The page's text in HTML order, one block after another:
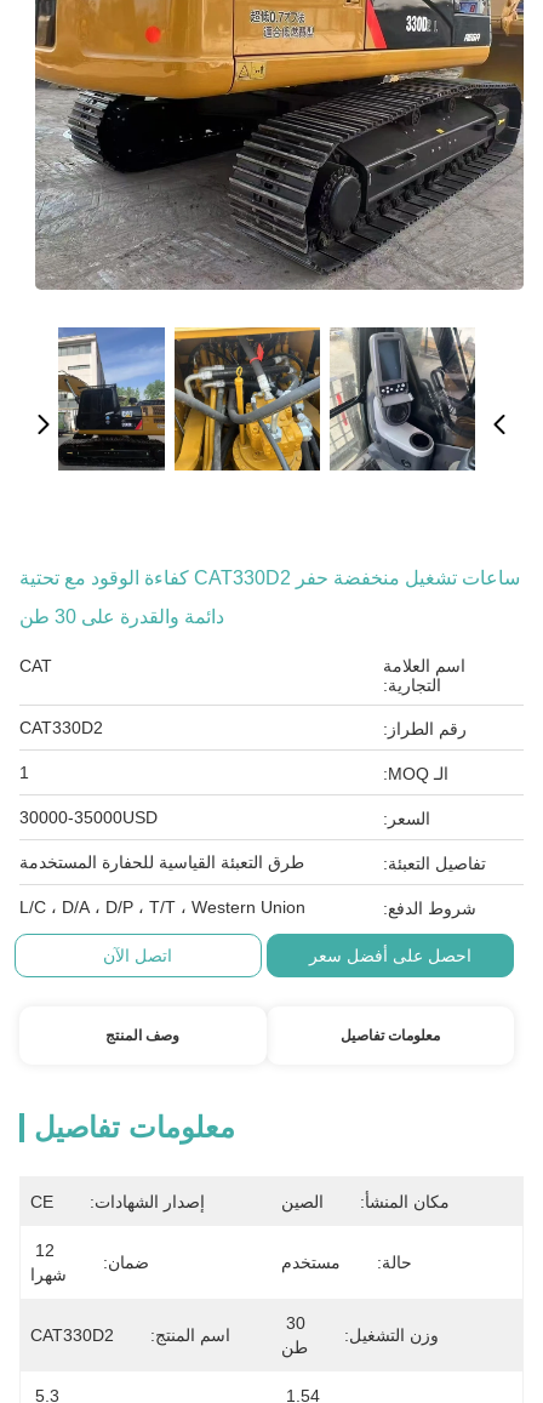
ساعات تشغيل منخفضة حفر CAT330D2 كفاءة الوقود مع تحتية
دائمة والقدرة على 30 طن
اسم العلامة
التجارية:
CAT
رقم الطراز: CAT330D2
الـ MOQ: 1
السعر: 30000-35000USD
تفاصيل التعبئة: طرق التعبئة القياسية للحفارة المستخدمة
شروط الدفع: L/C ، D/A ، D/P ، T/T ، Western Union
احصل على أفضل سعر اتصل الآن
معلومات تفاصيل وصف المنتج
معلومات تفاصيل
مكان المنشأ: الصين إصدار الشهادات: CE
حالة: مستخدم ضمان:
شهرا
وزن التشغيل:
طن
اسم المنتج: CAT330D2